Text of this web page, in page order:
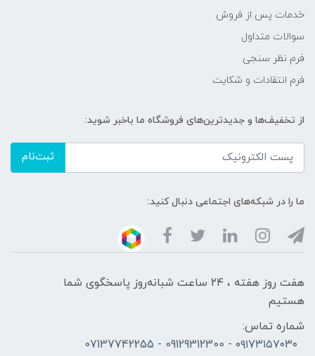
خدمات پس از فروش
سوالات متداول
فرم نظر سنجی
فرم انتقادات و شکایت
از تخفیف‌ها و جدیدترین‌های فروشگاه ما باخبر شوید:
ثبت‌نام
ما را در شبکه‌های اجتماعی دنبال کنید:
هفت روز هفته ، ۲۴ ساعت شبانه‌روز پاسخگوی شما
هستیم
شماره تماس:
۰۹۱۷۳۱۵۷۰۳۰ - 09129312300 - 07137742255